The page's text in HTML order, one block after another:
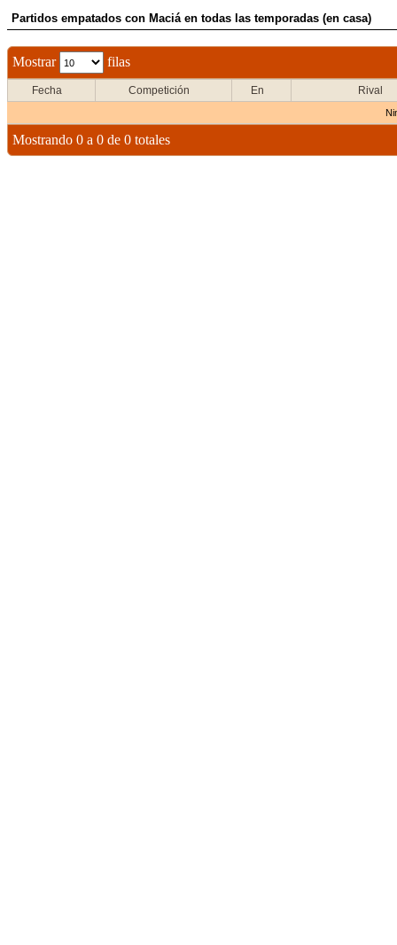
Partidos empatados con Maciá en todas las temporadas (en casa)
Mostrar filas
Fecha Competición En Rival
Mostrando 0 a 0 de 0 totales